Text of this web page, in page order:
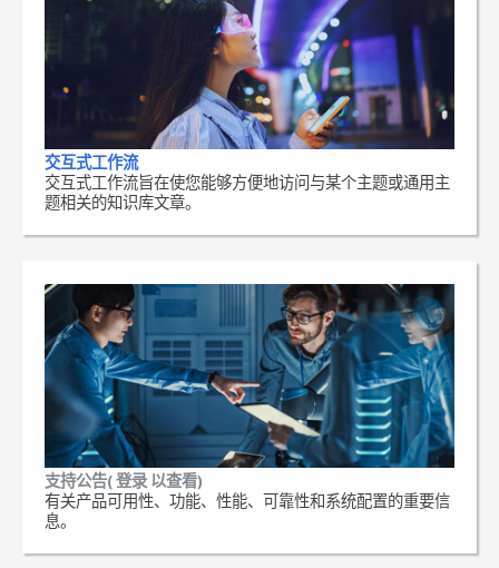
交互式工作流
交互式工作流旨在使您能够方便地访问与某个主题或通用主
题相关的知识库文章。
支持公告( 登录 以查看)
有关产品可用性、功能、性能、可靠性和系统配置的重要信
息。